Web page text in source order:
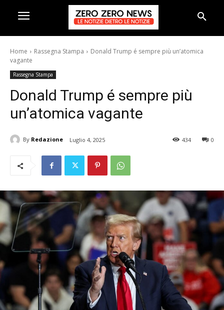
Home Rassegna Stampa
Donald Trump é sempre più un’atomica
vagante
Rassegna Stampa
Donald Trump é sempre più
un’atomica vagante
By Redazione Luglio 4, 2025 0
434